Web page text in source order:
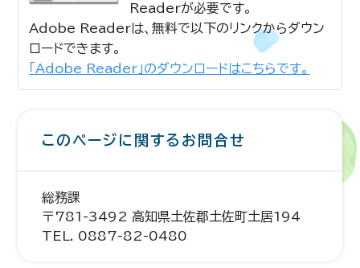
Readerが必要です。
Adobe Readerは、無料で以下のリンクからダウン
ロードできます。
「Adobe Reader」のダウンロードはこちらです。
このページに関するお問合せ
総務課
〒781-3492 高知県土佐郡土佐町土居194
TEL. 0887-82-0480